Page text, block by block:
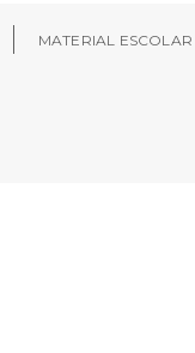
MATERIAL ESCOLAR